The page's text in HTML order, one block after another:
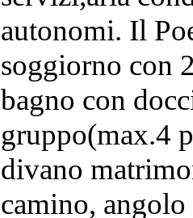
autonomi. Il
soggiorno con
bagno con
gruppo(max.4
divano
camino,